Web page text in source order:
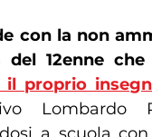
con la non
del 12enne
il proprio